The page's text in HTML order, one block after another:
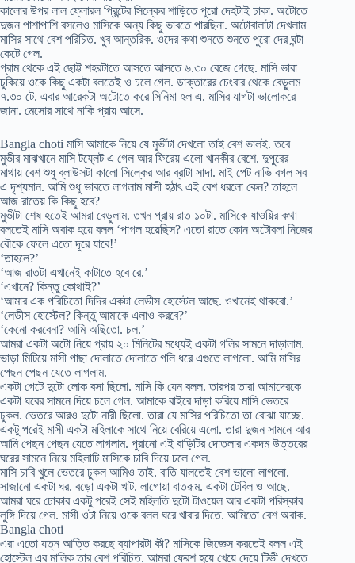
কালোর উপর লাল ফ্লোরল প্রিন্টের সিল্কের শাড়িতে পুরো দেহটাই ঢাকা. অটোতে
দুজন পাশাপাশি বসলেও মাসিকে অন্য কিছু ভাবতে পারছিনা. অটোবালাটা দেখলাম
মাসির সাথে বেশ পরিচিত. খুব আন্তরিক. ওদের কথা শুনতে শুনতে পুরো দের ঘন্টা
কেটে গেল.
গ্রাম থেকে এই ছোট্ট শহরটাতে আসতে আসতে ৬.৩০ বেজে গেছে. মাসি ভারা
চুকিয়ে ওকে কিছু একটা বলতেই ও চলে গেল. ডাক্তারের চেংবার থেকে বেড়ুলম
৭.৩০ টে. এবার আরেকটা অটোতে করে সিনিমা হল এ. মাসির যাগটা ভালোকরে
জানা. মেসোর সাথে নাকি প্রায় আসে.
Bangla choti মাসি আমাকে নিয়ে যে মুভীটা দেখলো তাই বেশ ভালই. তবে
মুভীর মাঝখানে মাসি টয্লেট এ গেল আর ফিরেয় এলো খানকীর বেশে. দুপুরের
মাথায় বেশ শুধু ব্লাউসটা কালো সিল্কের আর ব্রাটা সাদা. মাই পেট নাভি বগল সব
এ দৃশ্যমান. আমি শুধু ভাবতে লাগলাম মাসী হঠাৎ এই বেশ ধরলো কেন? তাহলে
আজ রাতেয় কি কিছু হবে?
মুভীটা শেষ হতেই আমরা বেড়ুলাম. তখন প্রায় রাত ১০টা. মাসিকে যাওয়ির কথা
বলতেই মাসি অবাক হয়ে বলল ‘পাগল হয়েছিস? এতো রাতে কোন অটোবলা নিজের
বৌকে ফেলে এতো দূরে যাবে!’
‘তাহলে?’
‘আজ রাতটা এখানেই কাটাতে হবে রে.’
‘এখানে? কিন্তু কোথাই?’
‘আমার এক পরিচিতো দিদির একটা লেডীস হোস্টেল আছে. ওখানেই থাকবো.’
‘লেডীস হোস্টেল? কিন্তু আমাকে এলাও করবে?’
‘কেনো করবেনা? আমি অছিতো. চল.’
আমরা একটা অটো নিয়ে প্রায় ২০ মিনিটের মধ্যেই একটা গলির সামনে দাড়ালাম.
ভাড়া মিটিয়ে মাসী পাছা দোলাতে দোলাতে গলি ধরে এগুতে লাগলো. আমি মাসির
পেছন পেছন যেতে লাগলাম.
একটা গেটে দুটো লোক বসা ছিলো. মাসি কি যেন বলল. তারপর তারা আমাদেরকে
একটা ঘরের সামনে দিয়ে চলে গেল. আমাকে বাইরে দাড়া করিয়ে মাসি ভেতরে
ঢুকল. ভেতরে আরও দুটো নারী ছিলো. তারা যে মাসির পরিচিতো তা বোঝা যাচ্ছে.
একটু পরেই মাসী একটা মহিলাকে সাথে নিয়ে বেরিয়ে এলো. তারা দুজন সামনে আর
আমি পেছন পেছন যেতে লাগলাম. পুরানো এই বাড়িটির দোতলার একদম উত্তরের
ঘরের সামনে নিয়ে মহিলাটি মাসিকে চাবি দিয়ে চলে গেল.
মাসি চাবি খুলে ভেতরে ঢুকল আমিও তাই. বাতি যালতেই বেশ ভালো লাগলো.
সাজানো একটা ঘর. বড়ো একটা খাট. লাগোয়া বাতরূম. একটা টেবিল ও আছে.
আমরা ঘরে ঢোকার একটু পরেই সেই মহিলতি দুটো টাওয়েল আর একটা পরিস্কার
লুঙ্গি দিয়ে গেল. মাসী ওটা নিয়ে ওকে বলল ঘরে খাবার দিতে. আমিতো বেশ অবাক.
Bangla choti
এরা এতো যত্ন আত্তি করছে ব্যাপারটা কী? মাসিকে জিজ্ঞেস করতেই বলল এই
হোস্টেল এর মালিক তার বেশ পরিচিত. আমরা ফ্রেশ হয়ে খেয়ে দেয়ে টিভী দেখতে